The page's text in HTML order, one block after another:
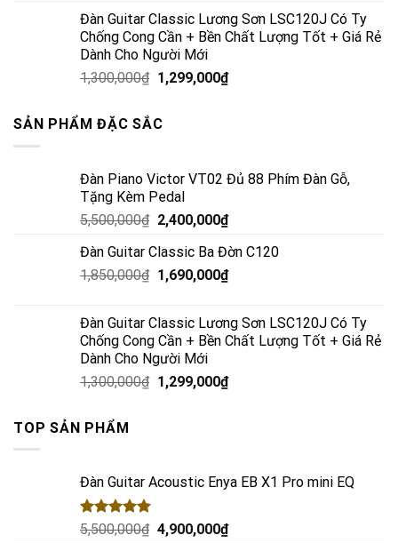
Đàn Guitar Classic Lương Sơn LSC120J Có Ty
Chống Cong Cần + Bền Chất Lượng Tốt + Giá Rẻ
Dành Cho Người Mới
1,300,000₫ 1,299,000₫
SẢN PHẨM ĐẶC SẮC
Đàn Piano Victor VT02 Đủ 88 Phím Đàn Gỗ,
Tặng Kèm Pedal
5,500,000₫ 2,400,000₫
Đàn Guitar Classic Ba Đờn C120
1,850,000₫ 1,690,000₫
Đàn Guitar Classic Lương Sơn LSC120J Có Ty
Chống Cong Cần + Bền Chất Lượng Tốt + Giá Rẻ
Dành Cho Người Mới
1,300,000₫ 1,299,000₫
TOP SẢN PHẨM
Đàn Guitar Acoustic Enya EB X1 Pro mini EQ
Rated5.00
5,500,000₫ 4,900,000₫